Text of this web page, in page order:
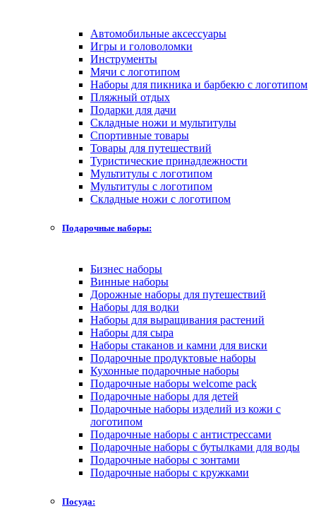
Автомобильные аксессуары
Игры и головоломки
Инструменты
Мячи с логотипом
Наборы для пикника и барбекю с логотипом
Пляжный отдых
Подарки для дачи
Складные ножи и мультитулы
Спортивные товары
Товары для путешествий
Туристические принадлежности
Мультитулы с логотипом
Мультитулы с логотипом
Складные ножи с логотипом
Подарочные наборы:
Бизнес наборы
Винные наборы
Дорожные наборы для путешествий
Наборы для водки
Наборы для выращивания растений
Наборы для сыра
Наборы стаканов и камни для виски
Подарочные продуктовые наборы
Кухонные подарочные наборы
Подарочные наборы welcome pack
Подарочные наборы для детей
Подарочные наборы изделий из кожи с
логотипом
Подарочные наборы с антистрессами
Подарочные наборы с бутылками для воды
Подарочные наборы с зонтами
Подарочные наборы с кружками
Посуда: